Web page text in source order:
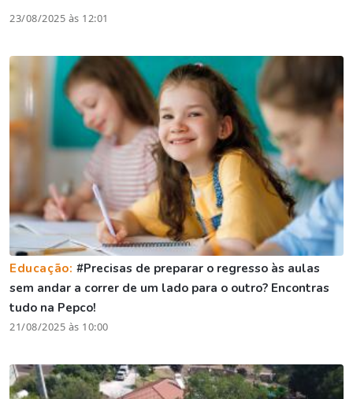
23/08/2025 às 12:01
Educação:#Precisas de preparar o regresso às aulas
sem andar a correr de um lado para o outro? Encontras
tudo na Pepco!
21/08/2025 às 10:00